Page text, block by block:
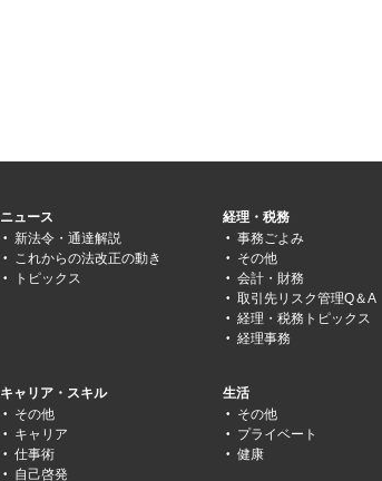
ニュース
新法令・通達解説
これからの法改正の動き
トピックス
経理・税務
事務ごよみ
その他
会計・財務
取引先リスク管理Q＆A
経理・税務トピックス
経理事務
キャリア・スキル
その他
キャリア
仕事術
自己啓発
生活
その他
プライベート
健康